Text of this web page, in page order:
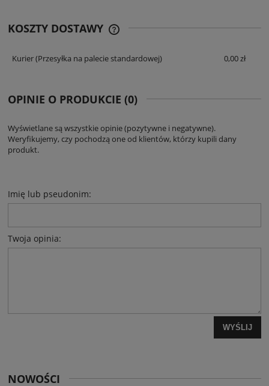
KOSZTY DOSTAWY
Kurier(Przesyłka na palecie standardowej) 0,00 zł
OPINIE O PRODUKCIE (0)
Wyświetlane są wszystkie opinie (pozytywne i negatywne).
Weryfikujemy, czy pochodzą one od klientów, którzy kupili dany
produkt.
Imię lub pseudonim:
Twoja opinia:
WYŚLIJ
NOWOŚCI